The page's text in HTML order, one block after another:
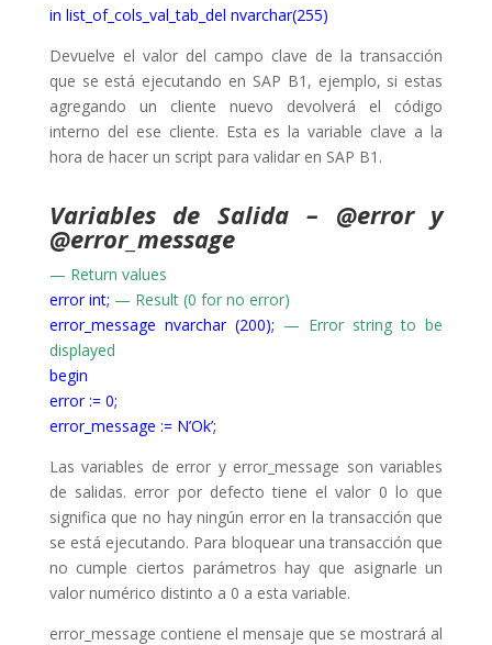
in list_of_cols_val_tab_del nvarchar(255)
Devuelve el valor del campo clave de la transacción
que se está ejecutando en SAP B1, ejemplo, si estas
agregando un cliente nuevo devolverá el código
interno del ese cliente. Esta es la variable clave a la
hora de hacer un script para validar en SAP B1.
Variables de Salida – @error y
@error_message
— Return values
error int; — Result (0 for no error)
error_message nvarchar (200); — Error string to be
displayed
begin
error := 0;
error_message := N’Ok’;
Las variables de error y error_message son variables
de salidas. error por defecto tiene el valor 0 lo que
significa que no hay ningún error en la transacción que
se está ejecutando. Para bloquear una transacción que
no cumple ciertos parámetros hay que asignarle un
valor numérico distinto a 0 a esta variable.
error_message contiene el mensaje que se mostrará al